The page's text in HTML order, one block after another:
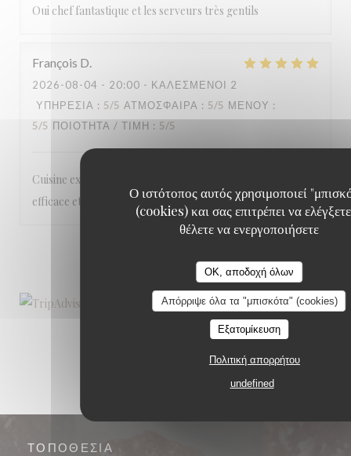
Ο ιστότοπος αυτός χρησιμοποιεί
(cookies) και σας επιτρέπει να ελέγξετε
θέλετε να ενεργοποιήσετε
OK, αποδοχή όλων
Απόρριψε όλα τα "μπισκότα" (cookies)
Εξατομίκευση
Πολιτική απορρήτου
undefined
Oui chef fantastique et les serveurs très gentils
François D
2026-08-04 - 20:00 - ΚΑΛΕΣΜΈΝΟΙ 2
ΥΠΗΡΕΣΊΑ : 5/5 ΑΤΜΌΣΦΑΙΡΑ : 5/5 ΜΕΝΟΎ :
5/5 ΠΟΙΌΤΗΤΑ / ΤΙΜΉ : 5/5
Cuisine excellente, inventive et bien présentée; service
efficace et sympathique.
ΤΟΠΟΘΕΣΊΑ